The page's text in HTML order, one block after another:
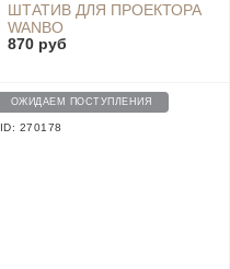
ШТАТИВ ДЛЯ ПРОЕКТОРА
WANBO
870 руб
ОЖИДАЕМ ПОСТУПЛЕНИЯ
ID: 270178